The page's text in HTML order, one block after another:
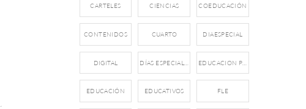
CARTELES CIENCIAS COEDUCACIÓN
CONTENIDOS CUARTO DIAESPECIAL
DIGITAL
EDUCACIÓN EDUCATIVOS FLE